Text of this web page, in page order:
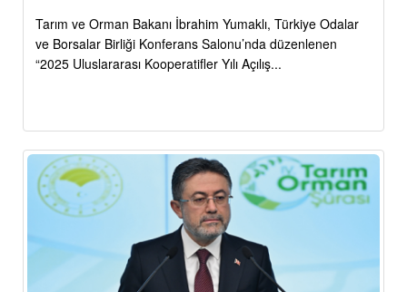
Tarım ve Orman Bakanı İbrahim Yumaklı, Türkiye Odalar
ve Borsalar Birliği Konferans Salonu’nda düzenlenen
“2025 Uluslararası Kooperatifler Yılı Açılış...